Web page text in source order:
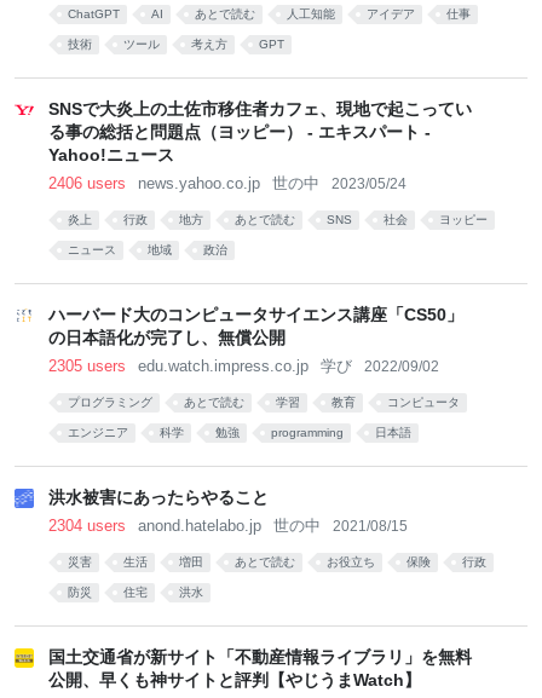
ChatGPT AI あとで読む 人工知能 アイデア 仕事
技術 ツール 考え方 GPT
SNSで大炎上の土佐市移住者カフェ、現地で起こってい
る事の総括と問題点（ヨッピー） - エキスパート -
Yahoo!ニュース
2406 users news.yahoo.co.jp 世の中 2023/05/24
炎上 行政 地方 あとで読む SNS 社会 ヨッピー
ニュース 地域 政治
ハーバード大のコンピュータサイエンス講座「CS50」
の日本語化が完了し、無償公開
2305 users edu.watch.impress.co.jp 学び 2022/09/02
プログラミング あとで読む 学習 教育 コンピュータ
エンジニア 科学 勉強 programming 日本語
洪水被害にあったらやること
2304 users anond.hatelabo.jp 世の中 2021/08/15
災害 生活 増田 あとで読む お役立ち 保険 行政
防災 住宅 洪水
国土交通省が新サイト「不動産情報ライブラリ」を無料
公開、早くも神サイトと評判【やじうまWatch】